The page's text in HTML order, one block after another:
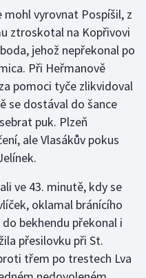
vyrovnat Pospíšil, z
ztroskotal na Kopřivovi
jehož nepřekonal po
Při Heřmanově
pomoci tyče zlikvidoval
se dostával do šance
puk. Plzeň
ale Vlasákův pokus
ve 43. minutě, kdy se
oklamal bránícího
bekhendu překonal i
přesilovku při St.
třem po trestech Lva